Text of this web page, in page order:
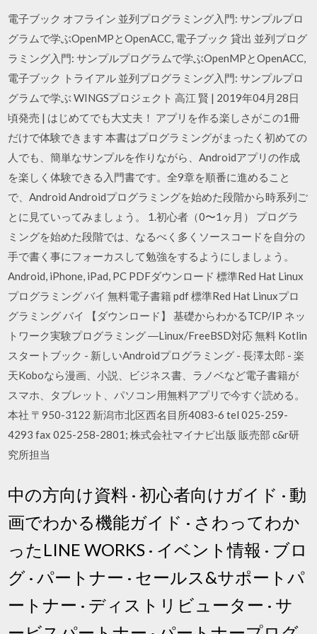
電子ブック オフライン 並列プログラミング入門: サンプルプロ
グラムで学ぶOpenMPとOpenACC, 電子ブック 貸出 並列プログ
ラミング入門: サンプルプログラムで学ぶOpenMPとOpenACC,
電子ブック トライアル 並列プログラミング入門: サンプルプロ
グラムで学ぶ WINGSプロジェクト 高江 賢 | 2019年04月28日
頃発売 | はじめてでも大丈夫！ アプリを作る楽しさがこの1冊
だけで体験できます 本書はプログラミングがまったく初めての
人でも、簡単なサンプルを作りながら、Androidアプリの作成
を楽しく体験できる入門書です。全9章を順番に進めること
で、Android Androidプログラミングを始めた段階から時系列ご
とに見ていってみましょう。 1.初心者（0〜1ヶ月） プログラ
ミングを始めた段階では、なるべく多くソースコードを自分の
手で書く事にフォーカスして勉強をするようにしましょう。
Android, iPhone, iPad, PC PDFダウンロード 標準Red Hat Linux
プログラミング バイ 無料電子書籍 pdf 標準Red Hat Linuxプロ
グラミング バイ 【ダウンロード】 基礎からわかるTCP/IP ネッ
トワーク実験プログラミング ―Linux/FreeBSD対応 無料 Kotlin
スタートブック - 新しいAndroidプログラミング - 長澤太郎 - 楽
天Koboなら漫画、小説、ビジネス書、ラノベなど電子書籍が
スマホ、タブレット、パソコン用無料アプリで今すぐ読める。
本社 〒950-3122 新潟市北区西名目所4083-6 tel 025-259-
4293 fax 025-258-2801; 株式会社マイナビ出版 販売部 c&r研
究所担当
中の方向け資料​ · 初心者向けガイド · 動
画でわかる機能ガイド · さわってわか
ったLINE WORKS · イベント情報 · ブロ
グ · パートナー · セールス&サポートパ
ートナー · ディストリビューター · サ